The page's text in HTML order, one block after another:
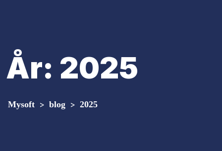
År: 2025
Mysoft > blog > 2025